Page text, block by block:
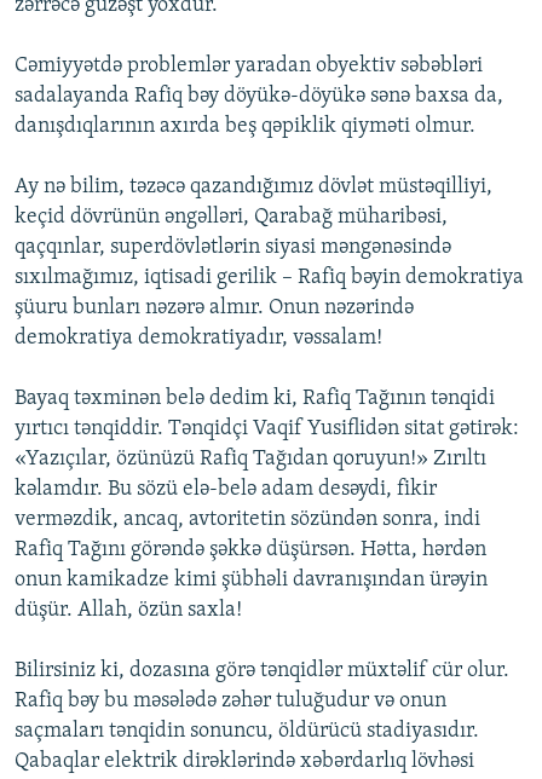
zərrəcə güzəşt yoxdur.
Cəmiyyətdə problemlər yaradan obyektiv səbəbləri
sadalayanda Rafiq bəy döyükə-döyükə sənə baxsa da,
danışdıqlarının axırda beş qəpiklik qiyməti olmur.
Ay nə bilim, təzəcə qazandığımız dövlət müstəqilliyi,
keçid dövrünün əngəlləri, Qarabağ müharibəsi,
qaçqınlar, superdövlətlərin siyasi məngənəsində
sıxılmağımız, iqtisadi gerilik – Rafiq bəyin demokratiya
şüuru bunları nəzərə almır. Onun nəzərində
demokratiya demokratiyadır, vəssalam!
Bayaq təxminən belə dedim ki, Rafiq Tağının tənqidi
yırtıcı tənqiddir. Tənqidçi Vaqif Yusiflidən sitat gətirək:
«Yazıçılar, özünüzü Rafiq Tağıdan qoruyun!» Zırıltı
kəlamdır. Bu sözü elə-belə adam desəydi, fikir
verməzdik, ancaq, avtoritetin sözündən sonra, indi
Rafiq Tağını görəndə şəkkə düşürsən. Hətta, hərdən
onun kamikadze kimi şübhəli davranışından ürəyin
düşür. Allah, özün saxla!
Bilirsiniz ki, dozasına görə tənqidlər müxtəlif cür olur.
Rafiq bəy bu məsələdə zəhər tuluğudur və onun
saçmaları tənqidin sonuncu, öldürücü stadiyasıdır.
Qabaqlar elektrik dirəklərində xəbərdarlıq lövhəsi